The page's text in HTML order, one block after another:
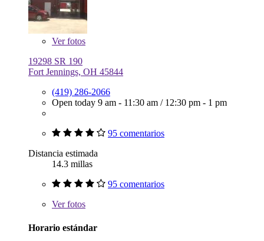
Verfotos
19298 SR 190
Fort Jennings, OH 45844
(419) 286-2066
Open today 9 am - 11:30 am / 12:30 pm - 1 pm
95 comentarios
Distancia estimada
14.3 millas
95 comentarios
Verfotos
Horario estándar